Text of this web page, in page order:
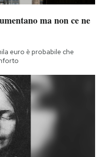
ma non ce ne
euro è probabile che